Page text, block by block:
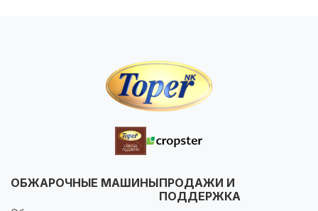
ОБЖАРОЧНЫЕ МАШИНЫПРОДАЖИ И
ПОДДЕРЖКА